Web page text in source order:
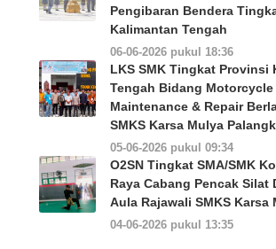
Pengibaran Bendera
Kalimantan Tengah
06-06-2026 pukul 18:36
LKS SMK Tingkat Provinsi
Tengah Bidang Motorcycle
Maintenance & Repair
SMKS Karsa Mulya
05-06-2026 pukul 09:34
O2SN Tingkat SMA/SMK
Raya Cabang Pencak Silat
Aula Rajawali SMKS Karsa
04-06-2026 pukul 13:35